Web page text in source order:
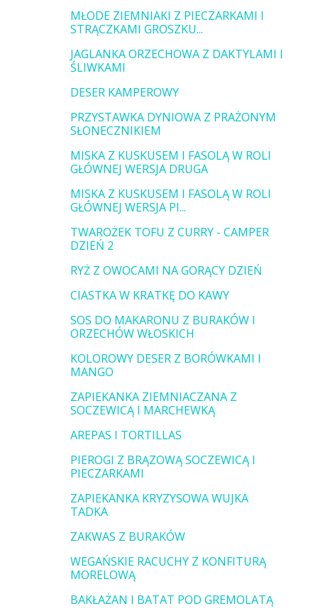
MŁODE ZIEMNIAKI Z PIECZARKAMI I
STRĄCZKAMI GROSZKU...
JAGLANKA ORZECHOWA Z DAKTYLAMI I
ŚLIWKAMI
DESER KAMPEROWY
PRZYSTAWKA DYNIOWA Z PRAŻONYM
SŁONECZNIKIEM
MISKA Z KUSKUSEM I FASOLĄ W ROLI
GŁÓWNEJ WERSJA DRUGA
MISKA Z KUSKUSEM I FASOLĄ W ROLI
GŁÓWNEJ WERSJA PI...
TWAROŻEK TOFU Z CURRY - CAMPER
DZIEŃ 2
RYŻ Z OWOCAMI NA GORĄCY DZIEŃ
CIASTKA W KRATKĘ DO KAWY
SOS DO MAKARONU Z BURAKÓW I
ORZECHÓW WŁOSKICH
KOLOROWY DESER Z BORÓWKAMI I
MANGO
ZAPIEKANKA ZIEMNIACZANA Z
SOCZEWICĄ I MARCHEWKĄ
AREPAS I TORTILLAS
PIEROGI Z BRĄZOWĄ SOCZEWICĄ I
PIECZARKAMI
ZAPIEKANKA KRYZYSOWA WUJKA
TADKA
ZAKWAS Z BURAKÓW
WEGAŃSKIE RACUCHY Z KONFITURĄ
MORELOWĄ
BAKŁAŻAN I BATAT POD GREMOLATĄ